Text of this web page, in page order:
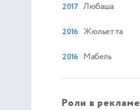
2017 Любаша
2016 Жюльетта
2016 Мабель
Роли в рекламе